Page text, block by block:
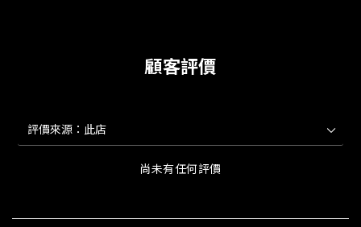
顧客評價
尚未有任何評價